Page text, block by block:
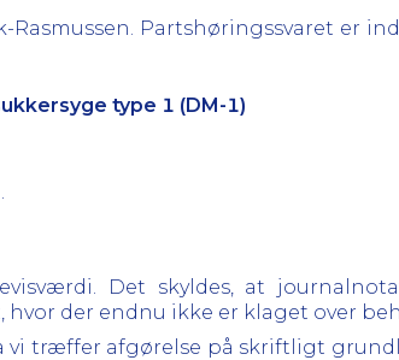
Partshøringssvaret er
type 1 (DM-1)
Det skyldes, at
der endnu ikke er klaget over
træffer afgørelse på skriftligt